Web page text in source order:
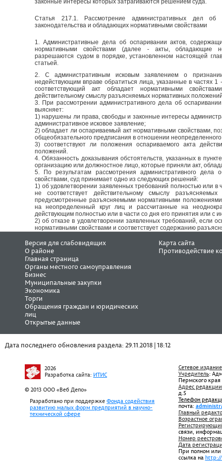
законные интересы которых затрагиваются решением суда.
Статья 217.1. Рассмотрение административных дел об
законодательства и обладающих нормативными свойствами
1. Административные дела об оспаривании актов,
нормативными свойствами (далее - акты, обладающие
разрешаются судом в порядке, установленном настоящей
статьей.
2. С административным исковым заявлением о
недействующим вправе обратиться лица, указанные в частях
соответствующий акт обладает нормативными
действительному смыслу разъясняемых нормативных
3. При рассмотрении административного дела об
выясняет:
1) нарушены ли права, свободы и законные интересы
административное исковое заявление;
2) обладает ли оспариваемый акт нормативными свойствами,
общеобязательного предписания в отношении неопределенного
3) соответствуют ли положения оспариваемого акта
положений.
4. Обязанность доказывания обстоятельств, указанных в
организацию или должностное лицо, которые приняли акт,
5. По результатам рассмотрения административного дела
свойствами, суд принимает одно из следующих решений:
1) об удовлетворении заявленных требований полностью или в
не соответствует действительному смыслу
предусмотренные разъясняемыми нормативными
на неопределенный круг лиц и рассчитанные на
действующим полностью или в части со дня его принятия или с
2) об отказе в удовлетворении заявленных требований, если
нормативными свойствами и соответствует содержанию
Версия для слабовидящих
О районе
Главная страница
Органы местного самоуправления
Бизнес
Муниципальные закупки
Экономика
Торги
Обращения граждан и юридических
лиц
Открытые данные
Карта сайта
Противодействие
Дата последнего обновления раздела: 29.11.2018 | 18:12
2026
Разработка сайта: ИТИС
© 2013 ООО «Веб Депо»
Разработано при поддержке Фонда содействия
развитию малых форм предприятий в научно-
технической сфере
Сетевое
Учредитель:
Пермского края
Адрес
д.5
Телефон
почта:
Главный
Возрастное
связи,
Номер
Дата
При полном или
ссылка на http://